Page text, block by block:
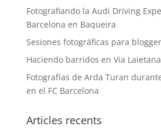
Fotografiando la Audi Driving
Barcelona en Baqueira
Sesiones fotográficas para
Haciendo barridos en Via
Fotografías de Arda Turan
en el FC Barcelona
Articles recents